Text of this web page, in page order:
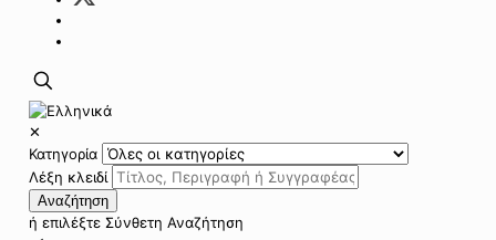
✕
Κατηγορία
Λέξη κλειδί
Αναζήτηση
ή επιλέξτε Σύνθετη Αναζήτηση